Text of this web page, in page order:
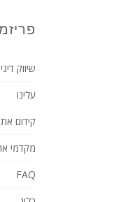
שיווק
עלינו
קידום
מקדמי
FAQ